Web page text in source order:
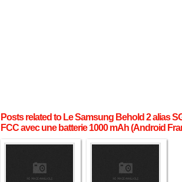
Posts related to Le Samsung Behold 2 alias
FCC avec une batterie 1000 mAh (Android